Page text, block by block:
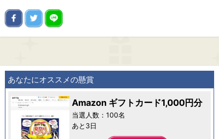
あなたにオススメの懸賞
Amazon ギフトカード1,000円分
当選人数：100名
あと3日